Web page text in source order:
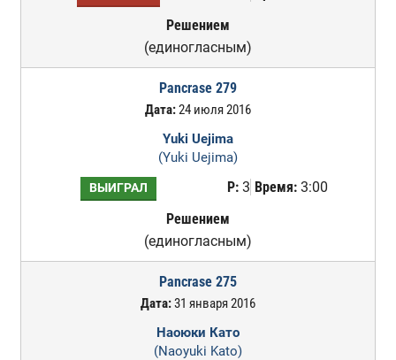
Решением
(единогласным)
Pancrase 279
Дата:24 июля 2016
Yuki Uejima
(Yuki Uejima)
ВЫИГРАЛ Р:3 Время:3:00
Решением
(единогласным)
Pancrase 275
Дата:31 января 2016
Наоюки Като
(Naoyuki Kato)